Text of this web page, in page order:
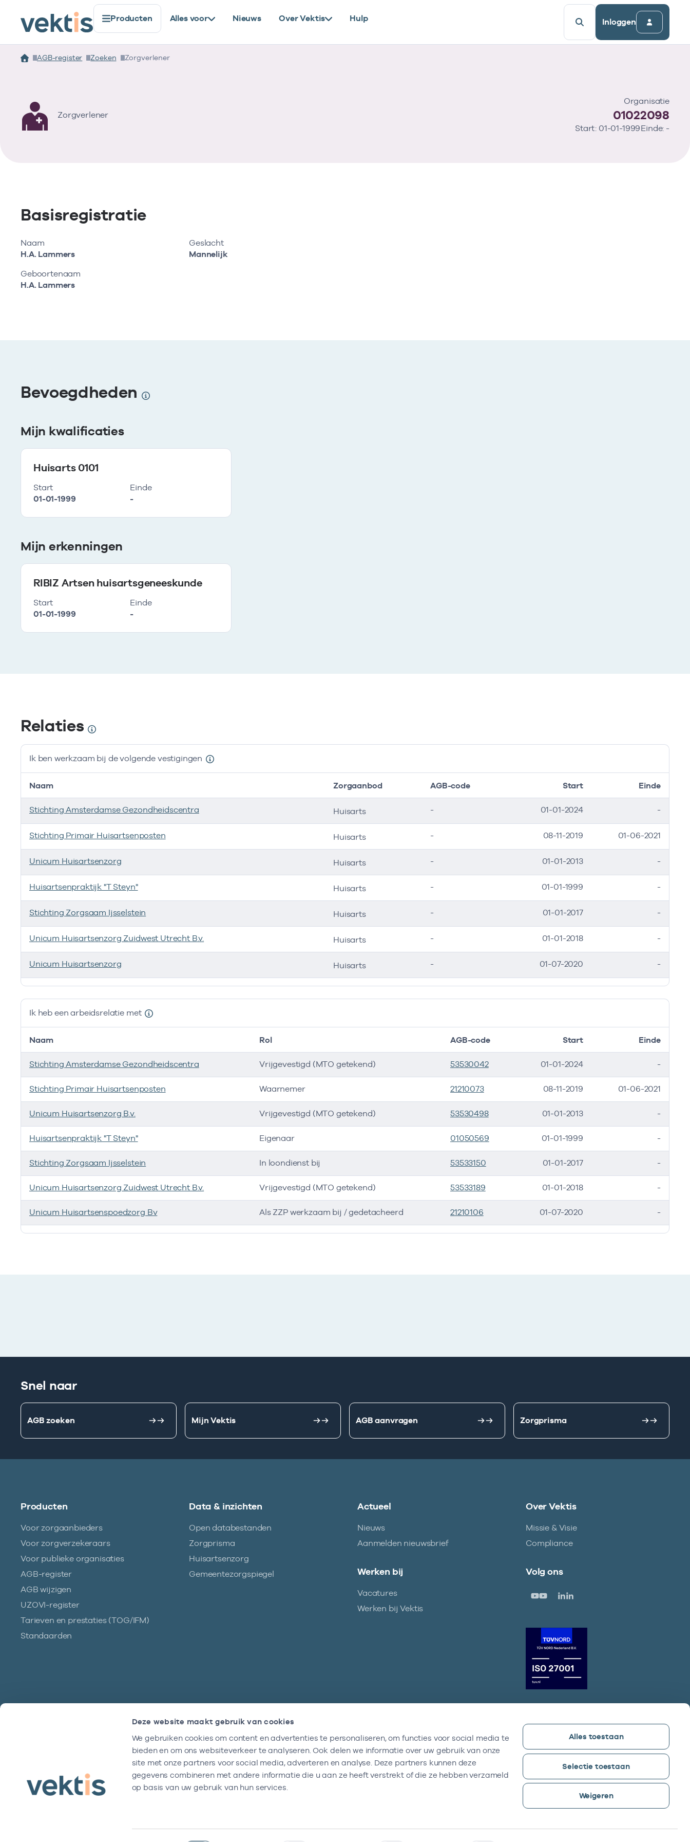
Deze website maakt gebruik van cookies
We gebruiken cookies om content en advertenties te personaliseren, om functies voor social media te
bieden en om ons websiteverkeer te analyseren. Ook delen we informatie over uw gebruik van onze
site met onze partners voor social media, adverteren en analyse. Deze partners kunnen deze
gegevens combineren met andere informatie die u aan ze heeft verstrekt of die ze hebben verzameld
op basis van uw gebruik van hun services.
Alles toestaan
Selectie toestaan
Weigeren
Producten Alles voor Nieuws Over Vektis Hulp Inloggen
AGB-register Zoeken Zorgverlener
Zorgverlener
Organisatie
01022098
Start: 01-01-1999Einde: -
Basisregistratie
Naam
H.A. Lammers
Geboortenaam
H.A. Lammers
Geslacht
Mannelijk
Bevoegdheden
Mijn kwalificaties
Huisarts 0101
Start
01-01-1999
Einde
-
Mijn erkenningen
RIBIZ Artsen huisartsgeneeskunde
Start
01-01-1999
Einde
-
Relaties
Ik ben werkzaam bij de volgende vestigingen
Ik ben werkzaam bij de volgende vestigingen
Naam Zorgaanbod AGB-code Start Einde
Stichting Amsterdamse Gezondheidscentra Huisarts - 01-01-2024 -
Stichting Primair Huisartsenposten Huisarts - 08-11-2019 01-06-2021
Unicum Huisartsenzorg Huisarts - 01-01-2013 -
Huisartsenpraktijk "T Steyn" Huisarts - 01-01-1999 -
Stichting Zorgsaam Ijsselstein Huisarts - 01-01-2017 -
Unicum Huisartsenzorg Zuidwest Utrecht B.v. Huisarts - 01-01-2018 -
Unicum Huisartsenzorg Huisarts - 01-07-2020 -
Ik heb een arbeidsrelatie met
Ik heb een arbeidsrelatie met
Naam Rol AGB-code Start Einde
Stichting Amsterdamse Gezondheidscentra Vrijgevestigd (MTO getekend) 53530042 01-01-2024 -
Stichting Primair Huisartsenposten Waarnemer 21210073 08-11-2019 01-06-2021
Unicum Huisartsenzorg B.v. Vrijgevestigd (MTO getekend) 53530498 01-01-2013 -
Huisartsenpraktijk "T Steyn" Eigenaar 01050569 01-01-1999 -
Stichting Zorgsaam Ijsselstein In loondienst bij 53533150 01-01-2017 -
Unicum Huisartsenzorg Zuidwest Utrecht B.v. Vrijgevestigd (MTO getekend) 53533189 01-01-2018 -
Unicum Huisartsenspoedzorg Bv Als ZZP werkzaam bij / gedetacheerd 21210106 01-07-2020 -
Snel naar
AGB zoeken Mijn Vektis AGB aanvragen Zorgprisma
Producten
Voor zorgaanbieders
Voor zorgverzekeraars
Voor publieke organisaties
AGB-register
AGB wijzigen
UZOVI-register
Tarieven en prestaties (TOG/IFM)
Standaarden
Data & inzichten
Open databestanden
Zorgprisma
Huisartsenzorg
Gemeentezorgspiegel
Actueel
Nieuws
Aanmelden nieuwsbrief
Over Vektis
Missie & Visie
Compliance
Werken bij
Vacatures
Werken bij Vektis
Volg ons
We zijn doordeweeks bereikbaar tussen
Nieuwsbrief
Altijd op de hoogte blijven van al onze
nieuwtjes? Schrijf je nu in.
Vektis bezoekadres
Sparrenheuvel 18, Gebouw B,
3708 JE Zeist